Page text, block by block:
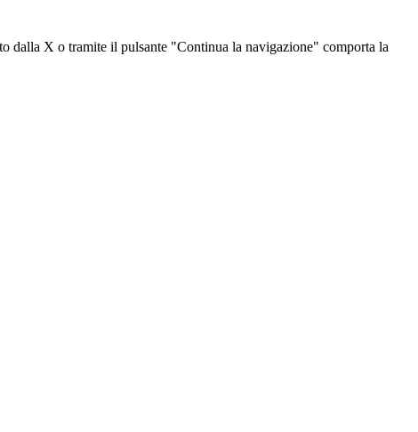
dalla X o tramite il pulsante "Continua la navigazione" comporta la